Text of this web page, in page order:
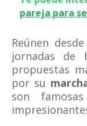
pareja para
Reúnen
jornadas de
propuestas
por su
son